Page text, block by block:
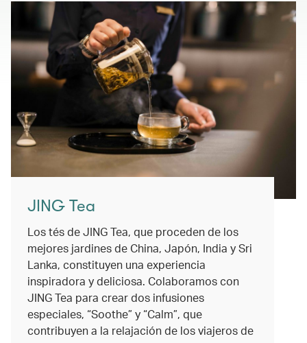
JING Tea
Los tés de JING Tea, que proceden de los
mejores jardines de China, Japón, India y Sri
Lanka, constituyen una experiencia
inspiradora y deliciosa. Colaboramos con
JING Tea para crear dos infusiones
especiales, “Soothe” y “Calm”, que
contribuyen a la relajación de los viajeros de